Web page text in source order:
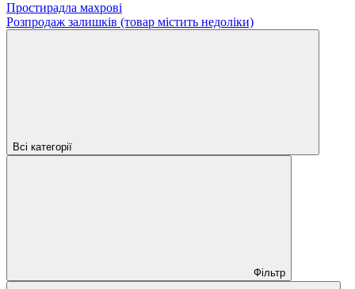
Простирадла махрові
Розпродаж залишків (товар містить недоліки)
Всі категорії
Фільтр